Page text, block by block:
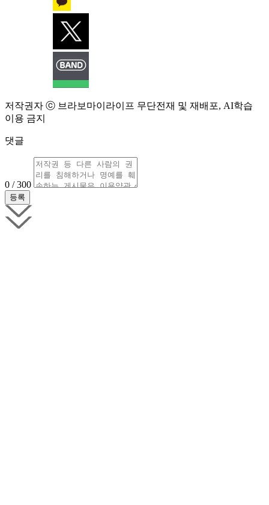
저작권자 ⓒ 브라보마이라이프 무단전재 및 재배포, AI학습
이용 금지
댓글
0 / 300